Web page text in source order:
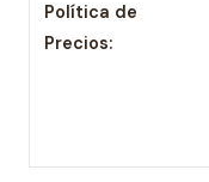
Política de
Precios: